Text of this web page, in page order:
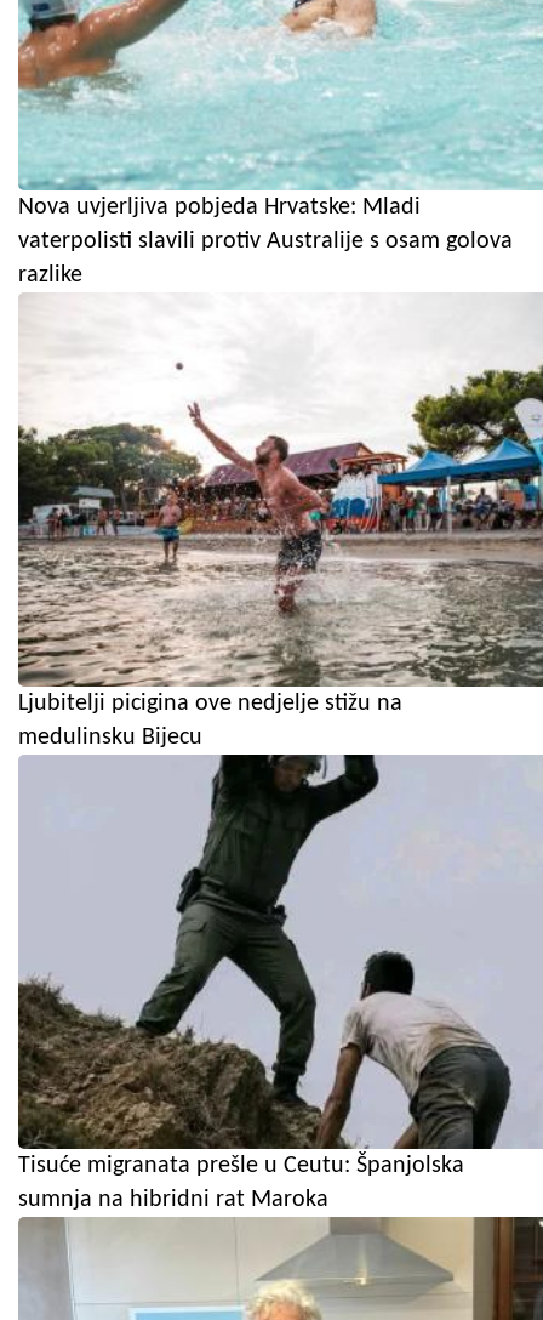
Nova uvjerljiva pobjeda Hrvatske: Mladi
vaterpolisti slavili protiv Australije s osam golova
razlike
Ljubitelji picigina ove nedjelje stižu na
medulinsku Bijecu
Tisuće migranata prešle u Ceutu: Španjolska
sumnja na hibridni rat Maroka